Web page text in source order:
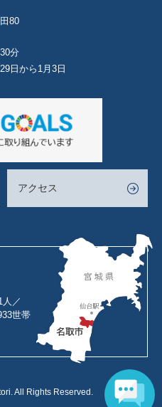
80
分
日から1月3日
アクセス
人／
世帯
All Rights Reserved.